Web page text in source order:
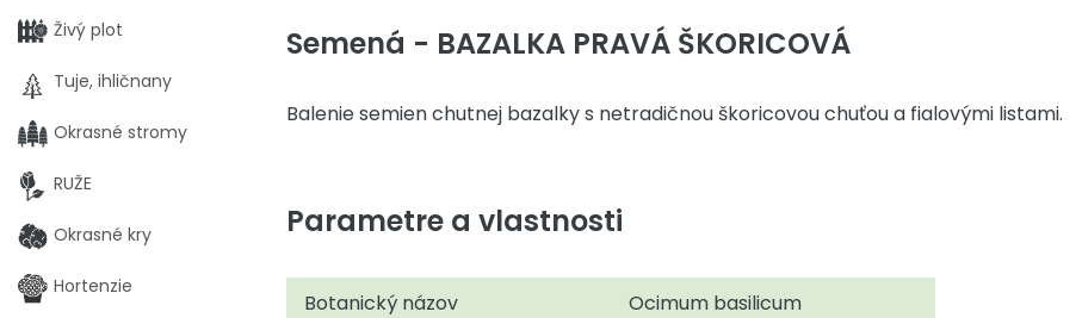
Semená - BAZALKA PRAVÁ ŠKORICOVÁ
Balenie semien chutnej bazalky s netradičnou škoricovou chuťou a fialovými listami.
Parametre a vlastnosti
Botanický názov
Ocimum basilicum
Živý plot
Tuje, ihličnany
Okrasné stromy
RUŽE
Okrasné kry
Hortenzie